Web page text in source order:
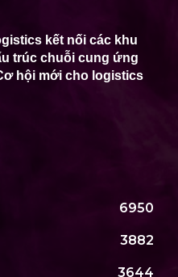
kết nối các khu
trúc chuỗi cung ứng
hội mới cho logistics
6950
3882
3644